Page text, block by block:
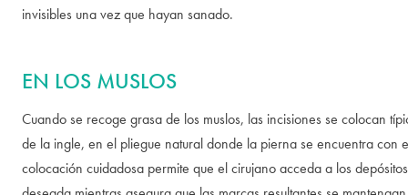
invisibles una vez que hayan sanado.
EN LOS MUSLOS
Cuando se recoge grasa de los muslos, las incisiones se colocan
de la ingle, en el pliegue natural donde la pierna se encuentra con
colocación cuidadosa permite que el cirujano acceda a los